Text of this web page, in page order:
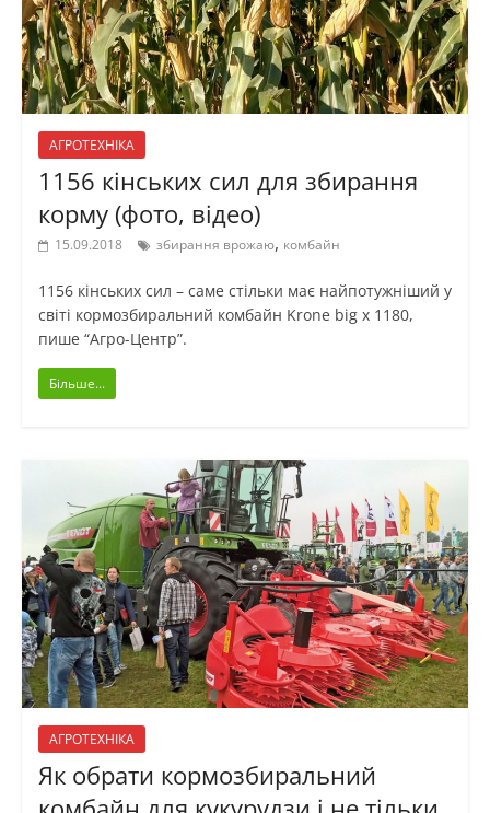
АГРОТЕХНІКА
1156 кінських сил для збирання
корму (фото, відео)
15.09.2018 збирання врожаю, комбайн
1156 кінських сил – саме стільки має найпотужніший у
світі кормозбиральний комбайн Krone big x 1180,
пише “Агро-Центр”.
Більше...
АГРОТЕХНІКА
Як обрати кормозбиральний